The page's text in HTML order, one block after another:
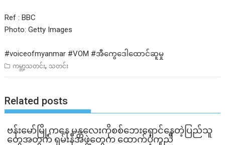
Ref : BBC
Photo: Getty Images
#voiceofmyanmar #VOM #အီကွေဒေါထောင်ဆူမှု
ကမ္ဘာ့သတင်း, သတင်း
Related posts
ဗန်းမော်မြို့ကနေ မန္တလေးကိုစစ်ဘေးရှောင်နေတဲ့ပြည်သူ
တွေအတွက် ရှမ်းနီအဖွဲ့တွေက ထောက်ပံ့ကူညီ